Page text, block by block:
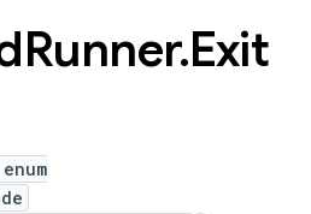
Runner.Exit